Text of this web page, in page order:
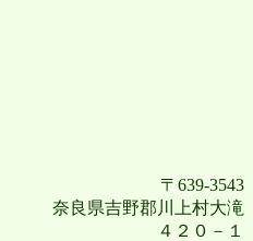
〒639-3543
奈良県吉野郡川上村大滝
４２０－１